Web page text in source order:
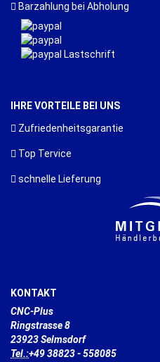
Barzahlung bei Abholung
IHRE VORTEILE BEI UNS
Zufriedenheitsgarantie
Top Tervice
schnelle Lieferung
KONTAKT
CNC-Plus
Ringstrasse 8
23923 Selmsdorf
Tel.:+49 38823 - 558085